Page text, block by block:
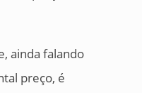
ainda falando
preço, é